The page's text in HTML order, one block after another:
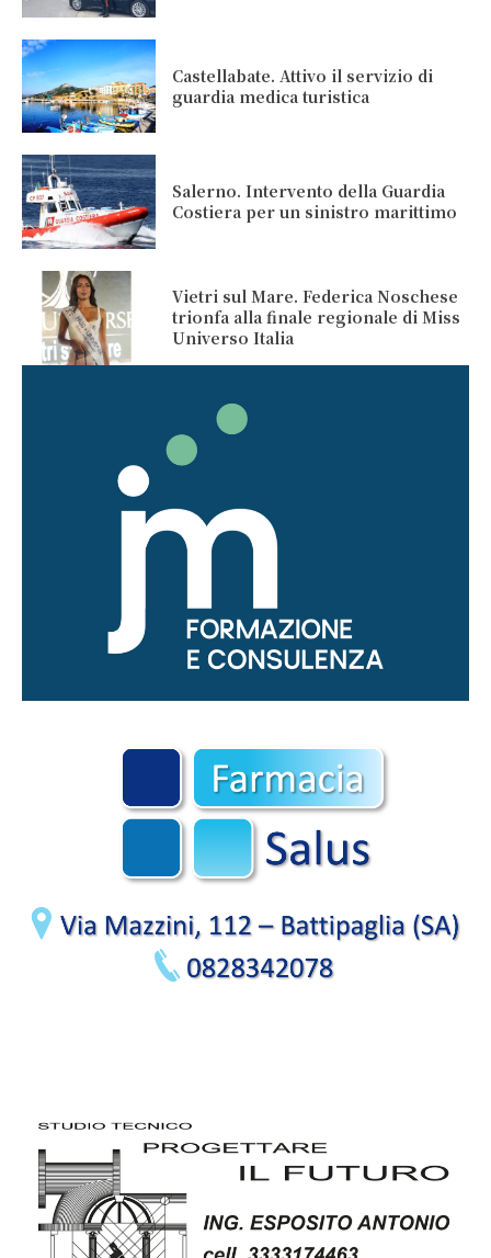
Castellabate. Attivo il servizio di
guardia medica turistica
Salerno. Intervento della Guardia
Costiera per un sinistro marittimo
Vietri sul Mare. Federica Noschese
trionfa alla finale regionale di Miss
Universo Italia